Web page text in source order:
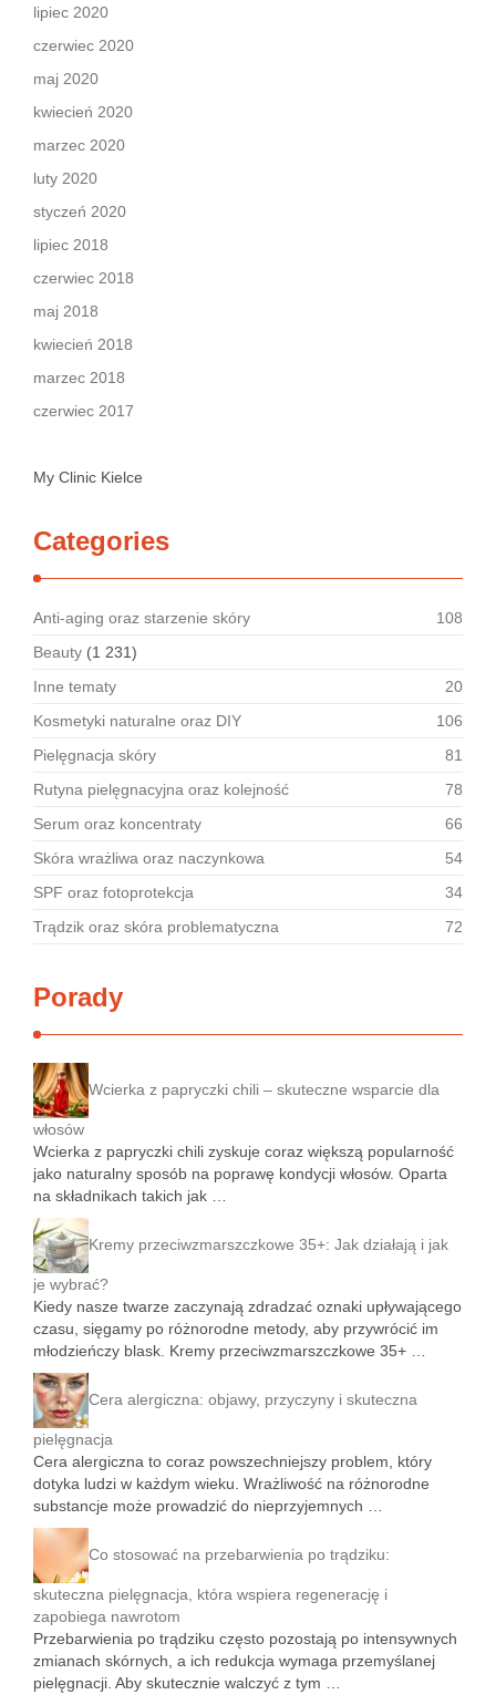
lipiec 2020
czerwiec 2020
maj 2020
kwiecień 2020
marzec 2020
luty 2020
styczeń 2020
lipiec 2018
czerwiec 2018
maj 2018
kwiecień 2018
marzec 2018
czerwiec 2017
My Clinic Kielce
Categories
Anti-aging oraz starzenie skóry
108
Beauty (1 231)
Inne tematy
20
Kosmetyki naturalne oraz DIY
106
Pielęgnacja skóry
81
Rutyna pielęgnacyjna oraz kolejność
78
Serum oraz koncentraty
66
Skóra wrażliwa oraz naczynkowa
54
SPF oraz fotoprotekcja
34
Trądzik oraz skóra problematyczna
72
Porady
Wcierka z papryczki chili – skuteczne wsparcie dla
włosów
Wcierka z papryczki chili zyskuje coraz większą popularność
jako naturalny sposób na poprawę kondycji włosów. Oparta
na składnikach takich jak …
Kremy przeciwzmarszczkowe 35+: Jak działają i jak
je wybrać?
Kiedy nasze twarze zaczynają zdradzać oznaki upływającego
czasu, sięgamy po różnorodne metody, aby przywrócić im
młodzieńczy blask. Kremy przeciwzmarszczkowe 35+ …
Cera alergiczna: objawy, przyczyny i skuteczna
pielęgnacja
Cera alergiczna to coraz powszechniejszy problem, który
dotyka ludzi w każdym wieku. Wrażliwość na różnorodne
substancje może prowadzić do nieprzyjemnych …
Co stosować na przebarwienia po trądziku:
skuteczna pielęgnacja, która wspiera regenerację i
zapobiega nawrotom
Przebarwienia po trądziku często pozostają po intensywnych
zmianach skórnych, a ich redukcja wymaga przemyślanej
pielęgnacji. Aby skutecznie walczyć z tym …